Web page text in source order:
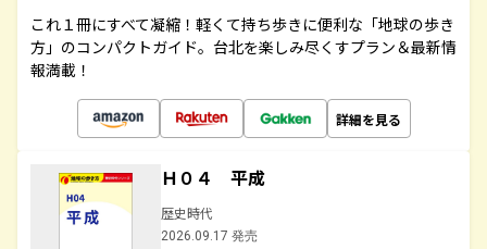
これ１冊にすべて凝縮！軽くて持ち歩きに便利な「地球の歩き
方」のコンパクトガイド。台北を楽しみ尽くすプラン＆最新情
報満載！
詳細を見る
Ｈ０４ 平成
歴史時代
2026.09.17 発売